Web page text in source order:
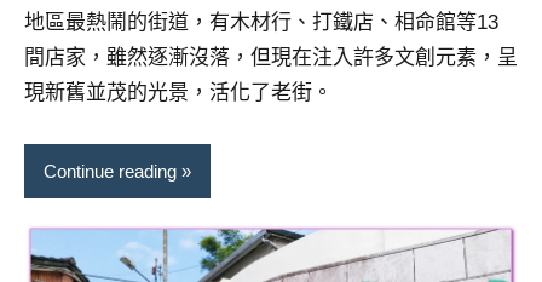
地區最熱鬧的街道，有木材行、打鐵店、相命館等13
間店家，雖然逐漸沒落，但現在注入許多文創元素，呈
現新舊並茂的光景，活化了老街。
Continue reading